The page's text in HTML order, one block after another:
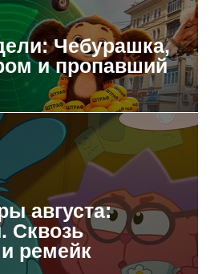
Чебурашка,
и пропавший
августа:
Сквозь
ремейк